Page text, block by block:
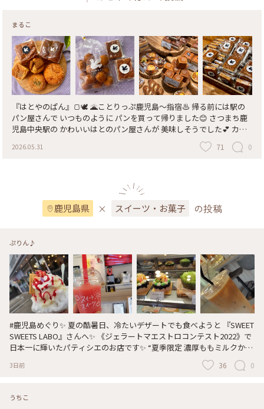
まるこ
『はとやのぱん』🍞🕊️ 🌋ことりっぷ鹿児島〜指宿♨️ 帰る前には駅の
パン屋さんで いつものように パンを買って帰りました😊 さつまち鹿
児島中央駅の かわいいはとのパン屋さんが 美味しそうでした💕 カレ
ーパン２種と 牛乳サンド🥛 コーヒー牛乳サンド 鹿児島名物のかるか
ん入りの かるかんあんぱんと クッキーマフィン♡ 牛乳サンドはジャ
そうで 買って帰りました💕 とてもおいしい 『はとやのぱん』🕊️ 近く
にもあればいいのにと 思います😆 ・ ・ #ちいさな列車旅 #ことりっぷ
鹿児島指宿 #ことりっぷ鹿児島 #家族旅 #はとやのぱん #はとやのぱん
さつまち鹿児島中央駅店 #鹿児島のパン屋さん #パン屋さん #パン屋 #
ロランタン #うちカフェ #毎日おやつ #さつまち鹿児島中央駅 #鹿児島
中央駅 #鹿児島 #鹿児島市 #鹿児島県
2026.05.31 71 0
鹿児島県 × スイーツ・お菓子 の投稿
ぷりん♪
#鹿児島めぐり✨ 夏の酷暑日、冷たいデザートでも食べようと 『SWEET
SWEETS LABO』さんへ✨ 《ジェラートマエストロコンテスト2022》で
日本一に輝いたパティシエのお店です✨ “夏季限定 濃厚ももミルクかき
スで濃厚な味と香り✨ 優しいミルク味のかき氷に甘い桃の果肉が、 た
いっ🍧😍💓✨ 小さなお花も可愛い〜っ☺️💕 かき氷ひとつだけ買う予定
で、テイクアウトに しましたが、結局スイカのスムージー🍉や、 カフ
3日前 36 0
うちこ